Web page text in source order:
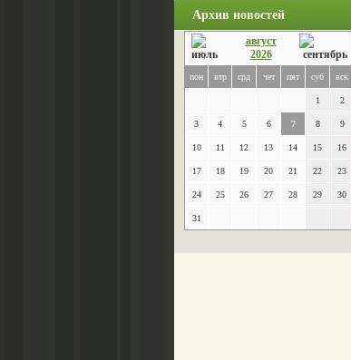
Архив новостей
август
2026
пон втр срд чет пят суб вск
1 2
3 4 5 6 7 8 9
10 11 12 13 14 15 16
17 18 19 20 21 22 23
24 25 26 27 28 29 30
31